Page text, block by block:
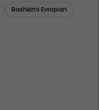
Bashkimi Evropian